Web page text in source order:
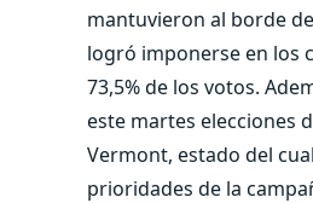
mantuvieron al borde
logró imponerse en los
73,5% de los votos.
este martes elecciones
Vermont, estado del
prioridades de la